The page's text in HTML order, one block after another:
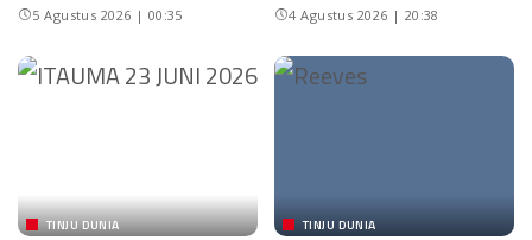
5 Agustus 2026 | 00:35 4 Agustus 2026 | 20:38
TINJU DUNIA TINJU DUNIA